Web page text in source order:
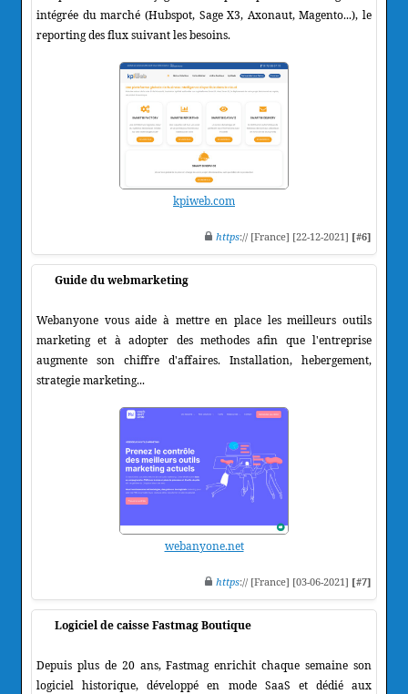
intégrée du marché (Hubspot, Sage X3, Axonaut, Magento...), le
reporting des flux suivant les besoins.
kpiweb.com
https:// [France] [22-12-2021] [#6]
Guide du webmarketing
Webanyone vous aide à mettre en place les meilleurs outils
marketing et à adopter des methodes afin que l'entreprise
augmente son chiffre d'affaires. Installation, hebergement,
strategie marketing...
webanyone.net
https:// [France] [03-06-2021] [#7]
Logiciel de caisse Fastmag Boutique
Depuis plus de 20 ans, Fastmag enrichit chaque semaine son
logiciel historique, développé en mode SaaS et dédié aux